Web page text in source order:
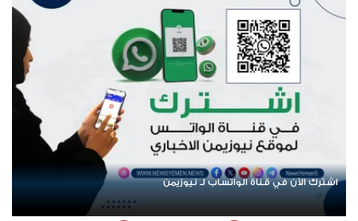
اشترك الآن في قناة الواتساب لـ نيوزيمن